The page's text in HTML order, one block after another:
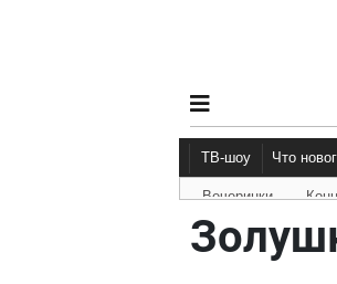
ТВ-шоу Что
Вечеринки